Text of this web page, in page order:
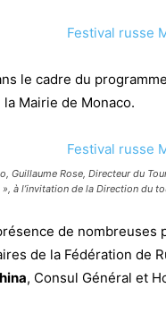
le cadre du
Mairie de Monaco.
Guillaume Rose, Directeur du
à l’invitation de la Direction du
de
de la Fédération de
, Consul Général et